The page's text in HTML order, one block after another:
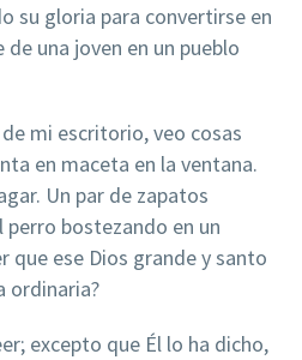
su gloria para convertirse en
una joven en un pueblo
mi escritorio, veo cosas
en maceta en la ventana.
Un par de zapatos
perro bostezando en un
que ese Dios grande y santo
ordinaria?
excepto que Él lo ha dicho,